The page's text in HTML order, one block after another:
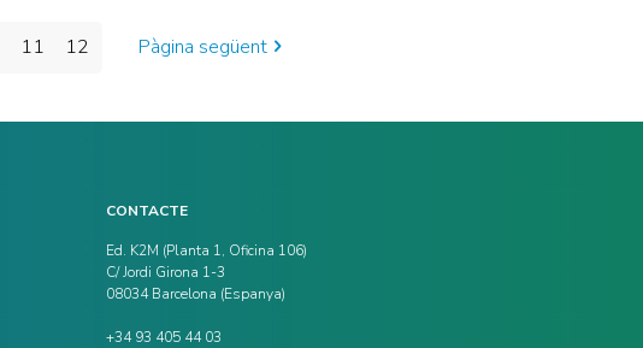
11 12 Pàgina següent
CONTACTE
Ed. K2M (Planta 1, Oficina 106)
C/ Jordi Girona 1-3
08034 Barcelona (Espanya)
+34 93 405 44 03